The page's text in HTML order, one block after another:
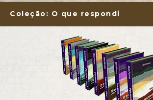
Coleção: O que respondi